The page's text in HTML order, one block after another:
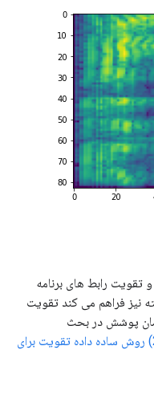
تقویت رابط های برنامه
نیز فراهم می کند تقویت
پوشش در بحث
SpecAugment: (پارک و همکاران، 2019) روش ساده داده تقویت برای